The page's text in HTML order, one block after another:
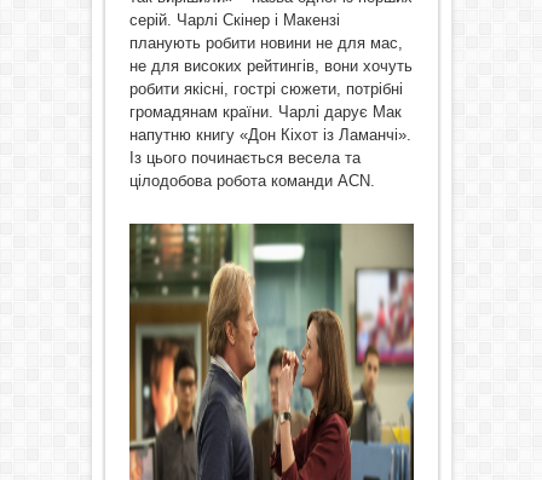
серій. Чарлі Скінер і Макензі
планують робити новини не для мас,
не для високих рейтингів, вони хочуть
робити якісні, гострі сюжети, потрібні
громадянам країни. Чарлі дарує Мак
напутню книгу «Дон Кіхот із Ламанчі».
Із цього починається весела та
цілодобова робота команди АСN.